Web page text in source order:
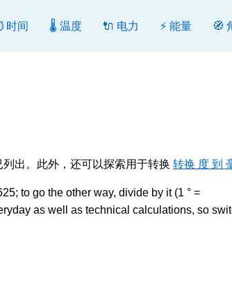
时间 🌡️ 温度 🔌 电力 ⚡ 能量 🧭
出。此外，还可以探索用于转换 转换 度 到
to go the other way, divide by it (1 ° =
as well as technical calculations, so